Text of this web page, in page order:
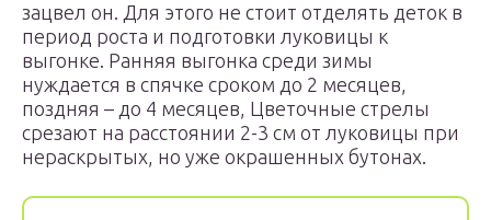
зацвел он. Для этого не стоит отделять деток в
период роста и подготовки луковицы к
выгонке. Ранняя выгонка среди зимы
нуждается в спячке сроком до 2 месяцев,
поздняя – до 4 месяцев, Цветочные стрелы
срезают на расстоянии 2-3 см от луковицы при
нераскрытых, но уже окрашенных бутонах.